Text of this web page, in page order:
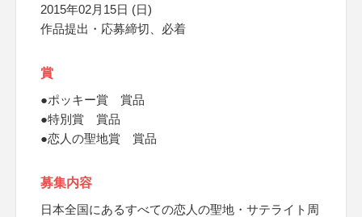
2015年02月15日 (日)
作品提出・応募締切、必着
賞
●ポッキー賞 賞品
●特別賞 賞品
●恋人の聖地賞 賞品
募集内容
日本全国にあるすべての恋人の聖地・サテライト周